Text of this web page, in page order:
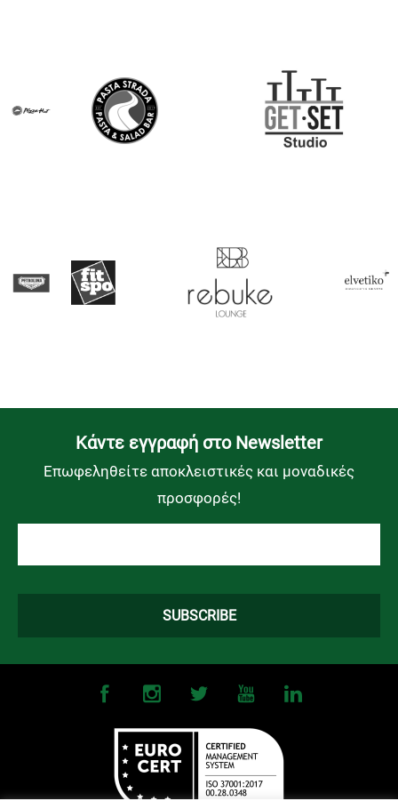
Kάντε εγγραφή στο Newsletter
Επωφεληθείτε αποκλειστικές και μοναδικές
προσφορές!